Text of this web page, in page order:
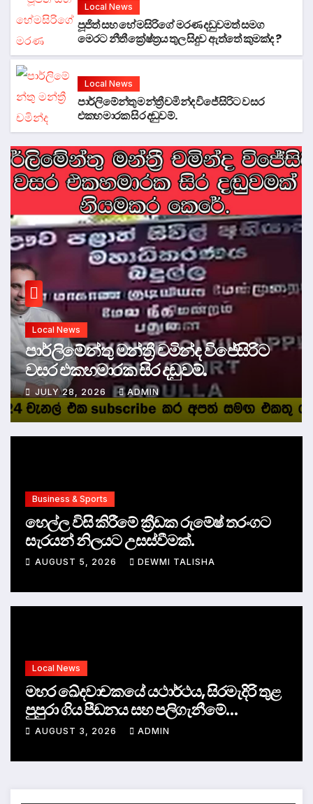
Local News
පූජිත් සහ හේමසිරිගේ මරණ දඩුවමත් සමග
මෙරට නීතී ක්‍රේෂ්ත්‍රය තුල සිදුව ඇත්තේ කුමක්ද ?
Local News
පාර්ලිමේන්තු මන්ත්‍රී චමින්ද විජේසිරිට වසර
එකහමාරක සිර දඬුවම්.
Local News
පාර්ලිමේන්තු මන්ත්‍රී චමින්ද විජේසිරිට
වසර එකහමාරක සිර දඬුවම්.
JULY 28, 2026 ADMIN
Business & Sports
හෙල්ල විසි කිරීමේ ක්‍රීඩක රුමේෂ් තරංගට
සැරයන් නිලයට උසස්වීමක්.
AUGUST 5, 2026 DEWMI TALISHA
Local News
මහර ඛේදවාචකයේ යථාර්ථය, සිරමැදිරි තුළ
පුපුරා ගිය පීඩනය සහ පලිගැනීමේ
දේශපාලනය
AUGUST 3, 2026 ADMIN